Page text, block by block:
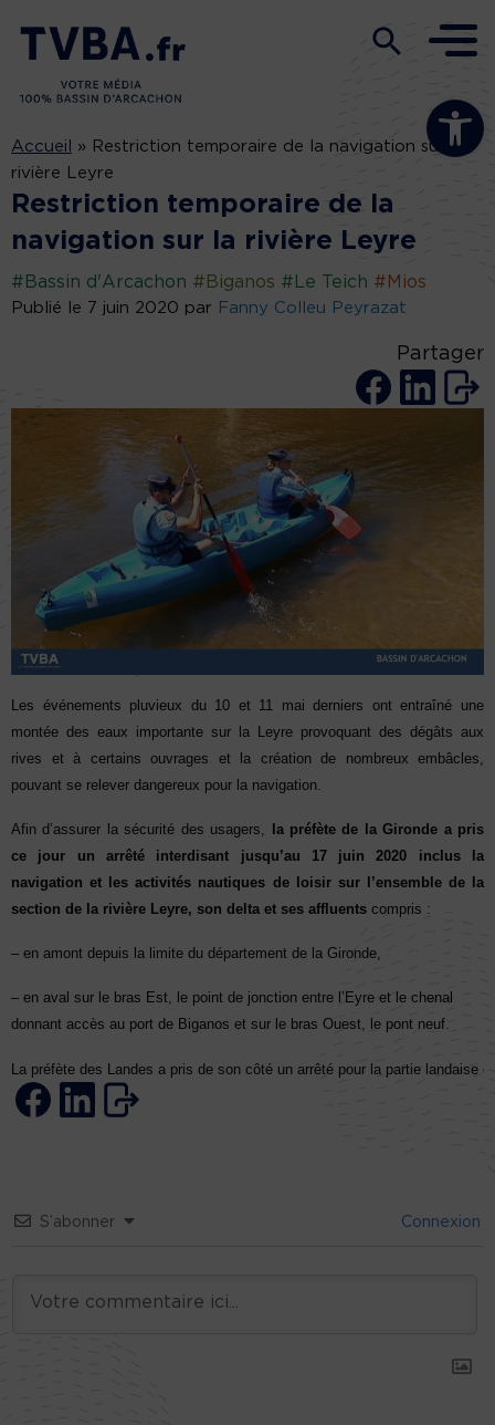
Ouvrir la
Accueil » Restriction temporaire de la navigation sur la
rivière Leyre
Restriction temporaire de la
navigation sur la rivière Leyre
#Bassin d'Arcachon #Biganos #Le Teich #Mios
Publié le 7 juin 2020 par Fanny Colleu Peyrazat
Partager
Les événements pluvieux du 10 et 11 maiderniers ont entraîné une
montée des eaux importante sur la Leyre provoquant des dégâts aux
rives et à certains ouvrages et la création de nombreux embâcles,
pouvant se relever dangereux pour la navigation.
Afin d’assurer la sécurité des usagers,
la préfète de la Gironde a pris
ce jour un arrêté interdisant jusqu’au 17 juin2020 inclus la
navigation et les activités nautiques de loisir sur l’ensemble de la
section de la rivière Leyre, son delta et ses affluents compris :
– en amont depuis la limite du département de la Gironde,
– en aval sur le bras Est, le point de jonction entre l’Eyre et le chenal
donnant accès au port de Biganos et sur le bras Ouest, le pont neuf.
La préfète des Landes a pris de son côté un arrêté pour la partie landaise
S’abonner Connexion